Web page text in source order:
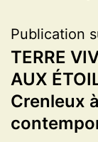
l’article
Publication
TERRE
AUX
Crenleux